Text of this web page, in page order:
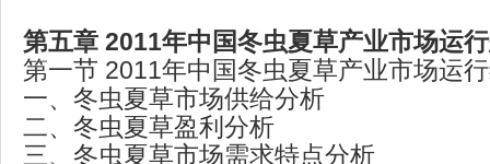
第五章 2011年中国冬虫夏草产业市场运
第一节 2011年中国冬虫夏草产业市场运
一、冬虫夏草市场供给分析
二、冬虫夏草盈利分析
三、冬虫夏草市场需求特点分析